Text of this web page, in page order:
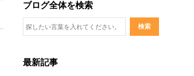
ブログ全体を検索
最新記事